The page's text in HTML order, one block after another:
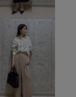
オフィスカジュアル
WEB限定
たっぷり入る